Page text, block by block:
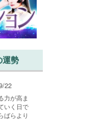
運勢
22
力が高ま
いく日で
ばらより